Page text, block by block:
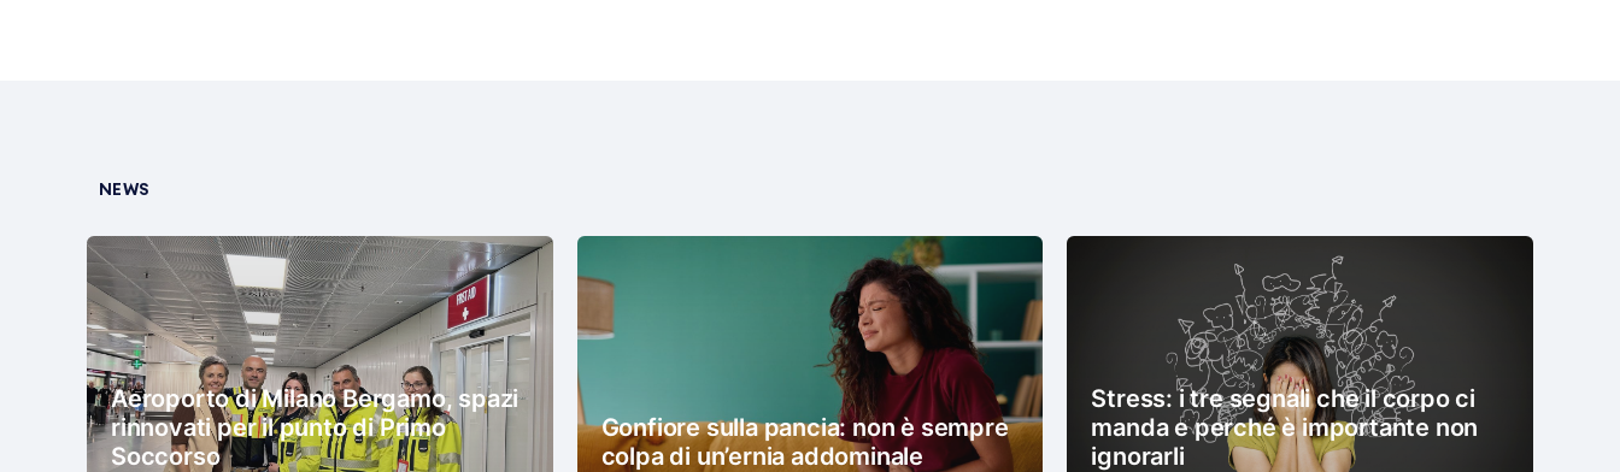
NEWS
Aeroporto di Milano Bergamo, spazi
rinnovati per il punto di Primo
Soccorso
Gonfiore sulla pancia: non è sempre
colpa di un’ernia addominale
Stress: i tre segnali che il corpo ci
manda e perché è importante non
ignorarli